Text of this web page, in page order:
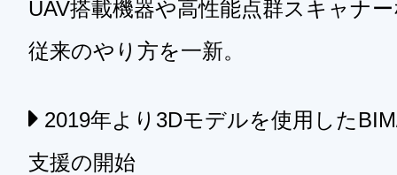
UAV搭載機器や高性能点群スキャナ
従来のやり方を一新。
2019年より3Dモデルを使用した
支援の開始